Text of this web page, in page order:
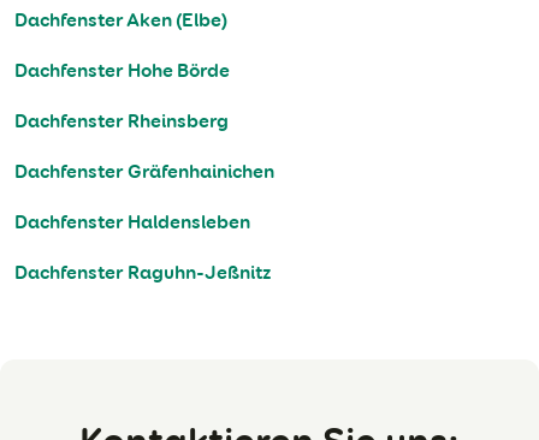
Dachfenster Aken (Elbe)
Dachfenster Hohe Börde
Dachfenster Rheinsberg
Dachfenster Gräfenhainichen
Dachfenster Haldensleben
Dachfenster Raguhn-Jeßnitz